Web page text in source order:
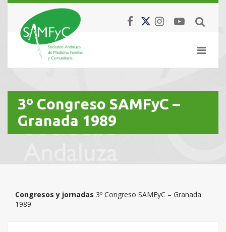
3º Congreso SAMFyC –
Granada 1989
Congresos y jornadas 3º Congreso SAMFyC – Granada
1989